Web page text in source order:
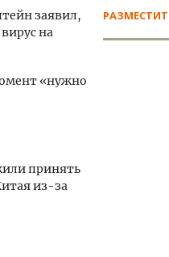
заявил,
на
«нужно
принять
из-за